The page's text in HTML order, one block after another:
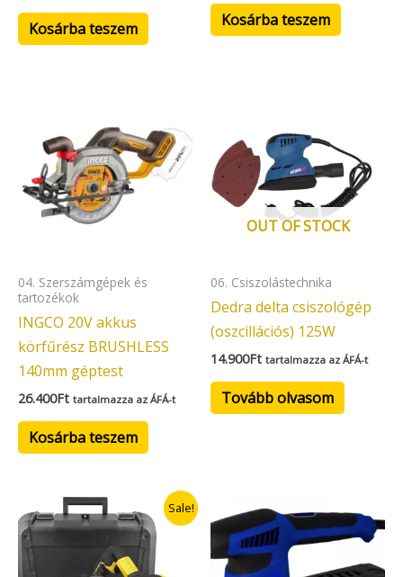
Kosárba teszem Kosárba teszem
04. Szerszámgépek és
tartozékok
INGCO 20V akkus
körfűrész BRUSHLESS
140mm géptest
26.400Ft tartalmazza az ÁFÁ-t
Kosárba teszem
OUT OF STOCK
06. Csiszolástechnika
Dedra delta csiszológép
(oszcillációs) 125W
14.900Ft tartalmazza az ÁFÁ-t
Tovább olvasom
Sale!
Original
price
49.900Ft.
Current
price
is:
47.900Ft.